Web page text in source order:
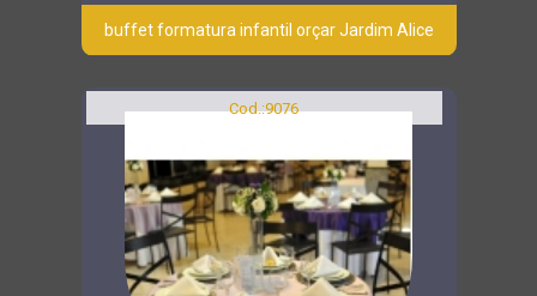
buffet formatura infantil orçar Jardim Alice
Cod.:9076